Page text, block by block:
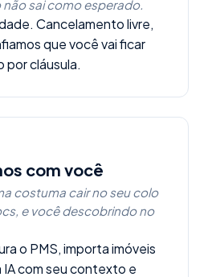
sai como esperado.
Cancelamento livre,
que você vai ficar
por cláusula.
com você
costuma cair no seu colo
e você descobrindo no
o PMS, importa imóveis
IA com seu contexto e